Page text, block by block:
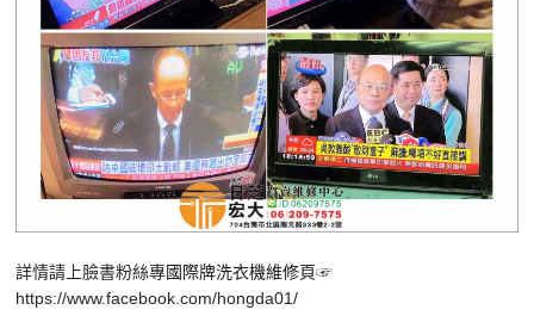
詳情請上臉書粉絲專國際牌洗衣機維修頁☞
https://www.facebook.com/hongda01/